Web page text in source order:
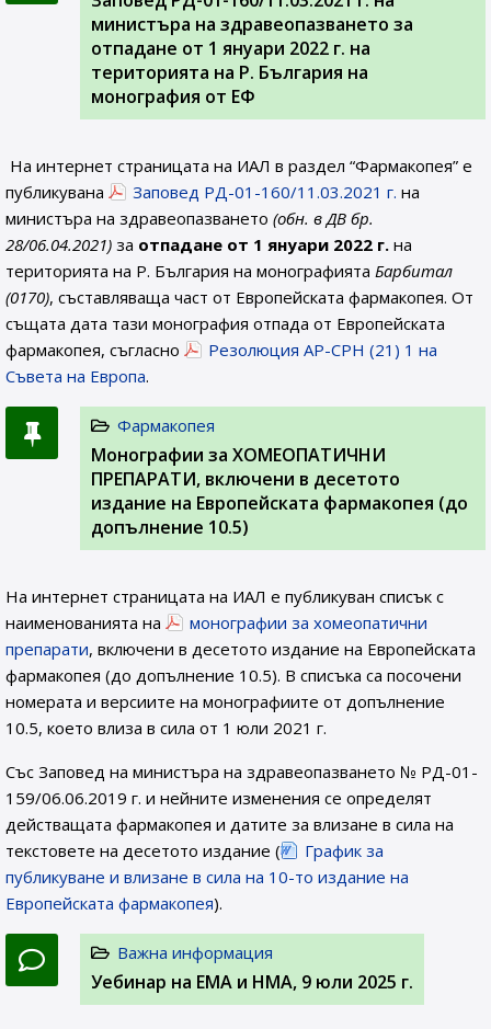
министъра на здравеопазването за
отпадане от 1 януари 2022 г. на
територията на Р. България на
монография от ЕФ
На интернет страницата на ИАЛ в раздел “Фармакопея” е
публикувана
Заповед РД-01-160/11.03.2021 г. на
министъра на здравеопазването (обн. в ДВ бр.
28/06.04.2021) за отпадане от 1 януари 2022 г. на
територията на Р. България на монографията Барбитал
(0170), съставляваща част от Европейската фармакопея. От
същата дата тази монография отпада от Европейската
фармакопея, съгласно
Резолюция AP-CPH (21) 1 на
Съвета на Европа.
Фармакопея
Монографии за ХОМЕОПАТИЧНИ
ПРЕПАРАТИ, включени в десетото
издание на Европейската фармакопея (до
допълнение 10.5)
На интернет страницата на ИАЛ e публикуван списък с
наименованията на
монографии за хомеопатични
препарати, включени в десетото издание на Европейската
фармакопея (до допълнение 10.5). В списъка са посочени
номерата и версиите на монографиите от допълнение
10.5, което влиза в сила от 1 юли 2021 г.
Със Заповед на министъра на здравеопазването № РД-01-
159/06.06.2019 г. и нейните изменения се определят
действащата фармакопея и датите за влизане в сила на
текстовете на десетото издание (
График за
публикуване и влизане в сила на 10-то издание на
Европейската фармакопея).
Важна информация
Уебинар на ЕМА и НМА, 9 юли 2025 г.